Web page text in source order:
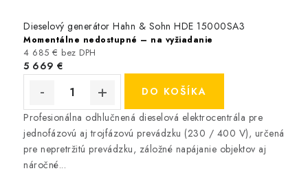
Dieselový generátor Hahn & Sohn HDE 15000SA3
Momentálne nedostupné – na vyžiadanie
4 685 € bez DPH
5 669 €
DO KOŠÍKA
Profesionálna odhlučnená dieselová elektrocentrála pre
jednofázovú aj trojfázovú prevádzku (230 / 400 V), určená
pre nepretržitú prevádzku, záložné napájanie objektov aj
náročné...